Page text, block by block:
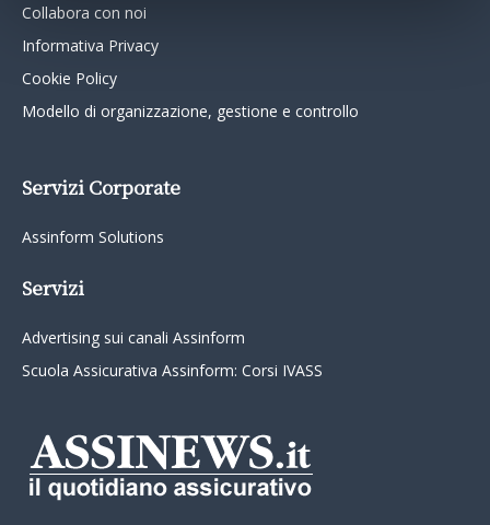
Collabora con noi
Informativa Privacy
Cookie Policy
Modello di organizzazione, gestione e controllo
Servizi Corporate
Assinform Solutions
Servizi
Advertising sui canali Assinform
Scuola Assicurativa Assinform: Corsi IVASS